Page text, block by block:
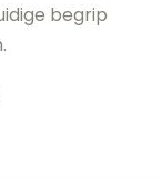
begrip